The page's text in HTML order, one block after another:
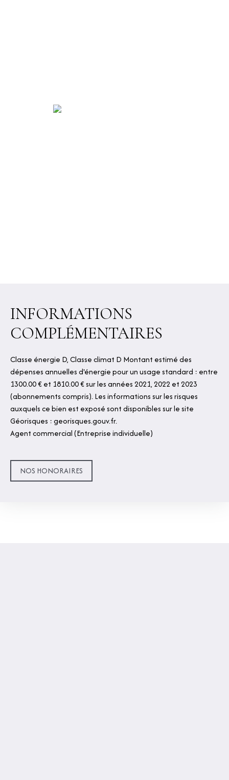
INFORMATIONS
COMPLÉMENTAIRES
Classe énergie D, Classe climat D Montant estimé des
dépenses annuelles d'énergie pour un usage standard : entre
1300.00 € et 1810.00 € sur les années 2021, 2022 et 2023
(abonnements compris). Les informations sur les risques
auxquels ce bien est exposé sont disponibles sur le site
Géorisques : georisques.gouv.fr.
Agent commercial (Entreprise individuelle)
NOS HONORAIRES